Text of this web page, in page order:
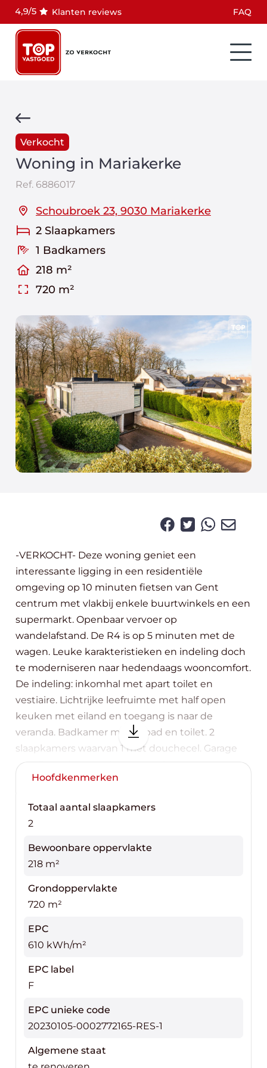
Klanten reviews FAQ
Verkocht
Woning in Mariakerke
Ref. 6886017
Schoubroek 23, 9030 Mariakerke
2 Slaapkamers
1 Badkamers
218 m²
720 m²
-VERKOCHT- Deze woning geniet een
interessante ligging in een residentiële
omgeving op 10 minuten fietsen van Gent
centrum met vlakbij enkele buurtwinkels en een
supermarkt. Openbaar vervoer op
wandelafstand. De R4 is op 5 minuten met de
wagen. Leuke karakteristieken en indeling doch
te moderniseren naar hedendaags wooncomfort.
De indeling: inkomhal met apart toilet en
vestiaire. Lichtrijke leefruimte met half open
keuken met eiland en toegang is naar de
veranda. Badkamer met ligbad en toilet. 2
slaapkamers waarvan 1 met douchecel. Garage
voor 2 auto’s, centrale verwarming op aardgas.
Woning beschikbaar bij akte. Contacteer Top
Hoofdkenmerken
Totaal aantal slaapkamers
2
Bewoonbare oppervlakte
218 m²
Grondoppervlakte
720 m²
EPC
610 kWh/m²
EPC label
F
EPC unieke code
20230105-0002772165-RES-1
Algemene staat